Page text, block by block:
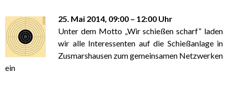
25. Mai 2014, 09:00 – 12:00 Uhr
Unter dem Motto „Wir schießen scharf“ laden
wir alle Interessenten auf die Schießanlage in
Zusmarshausen zum gemeinsamen Netzwerken
ein